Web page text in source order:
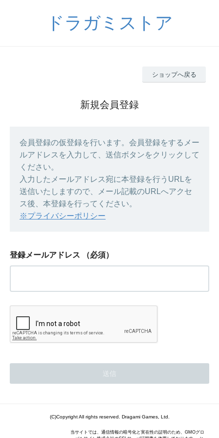
ドラガミストア
ショップへ戻る
新規会員登録
会員登録の仮登録を行います。会員登録をするメー
ルアドレスを入力して、送信ボタンをクリックして
ください。
入力したメールアドレス宛に本登録を行うURLを
送信いたしますので、メール記載のURLへアクセ
ス後、本登録を行ってください。
※プライバシーポリシー
登録メールアドレス （必須）
(C)Copyright All rights reserved. Dragami Games, Ltd.
当サイトでは、通信情報の暗号化と実在性の証明のため、GMOグロ